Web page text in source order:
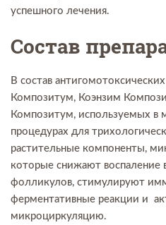
успешного лечения.
Состав
В состав
Композитум, Коэнзим
Композитум, используемых в
процедурах для
растительные компоненты,
которые снижают воспаление
фолликулов, стимулируют
ферментативные реакции и
микроциркуляцию.